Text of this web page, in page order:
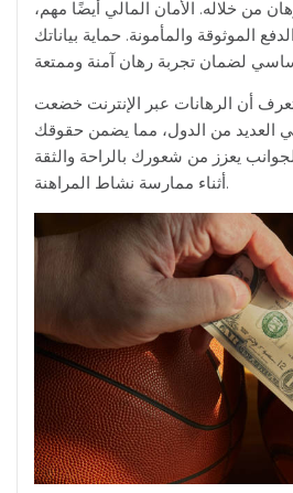
من خلاله. الأمان المالي أيضًا مهم،
الموثوقة والمأمونة. حماية بياناتك
أن الرهانات عبر الإنترنت خضعت
العديد من الدول، مما يضمن حقوقك
يعزز من شعورك بالراحة والثقة
أثناء ممارسة نشاط المراهنة.